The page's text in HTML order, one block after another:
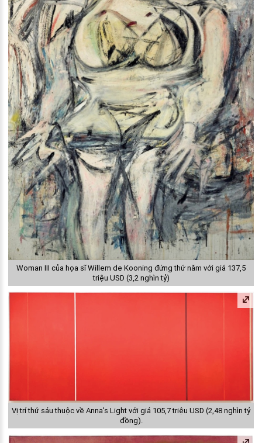
Woman III của họa sĩ Willem de Kooning đứng thứ năm với giá 137,5
triệu USD (3,2 nghìn tỷ)
Vị trí thứ sáu thuộc về Anna's Light với giá 105,7 triệu USD (2,48 nghìn tỷ
đồng).